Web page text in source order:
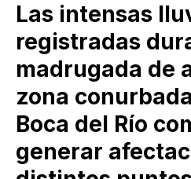
Las intensas
registradas
madrugada de
zona
Boca del Río
generar